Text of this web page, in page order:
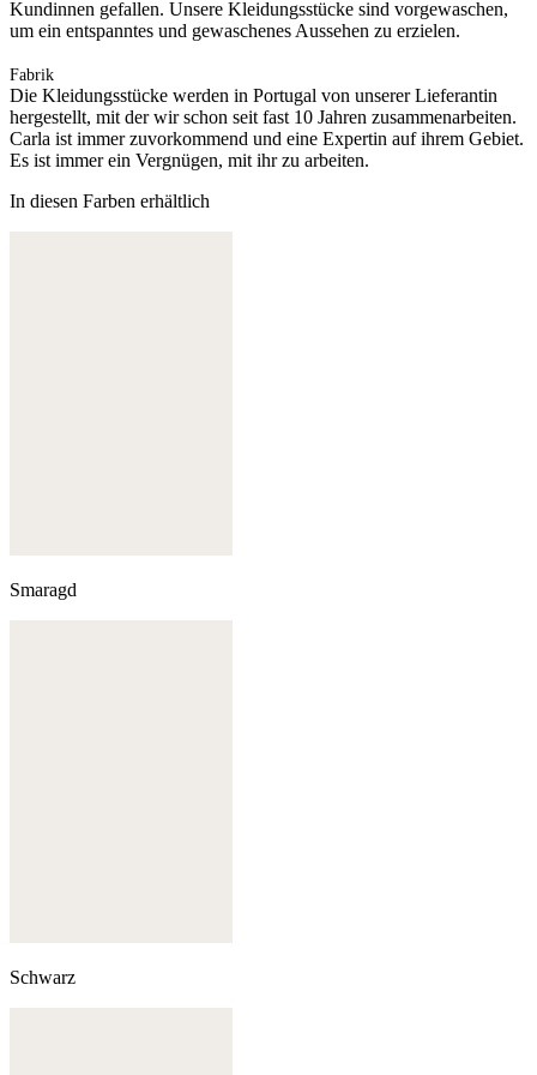
Kundinnen gefallen. Unsere Kleidungsstücke sind vorgewaschen,
um ein entspanntes und gewaschenes Aussehen zu erzielen.
Fabrik
Die Kleidungsstücke werden in Portugal von unserer Lieferantin
hergestellt, mit der wir schon seit fast 10 Jahren zusammenarbeiten.
Carla ist immer zuvorkommend und eine Expertin auf ihrem Gebiet.
Es ist immer ein Vergnügen, mit ihr zu arbeiten.
In diesen Farben erhältlich
Smaragd
Schwarz